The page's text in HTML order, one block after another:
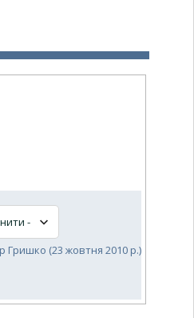
Гришко (23 жовтня 2010 р.)